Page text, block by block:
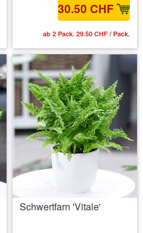
30.50 CHF
ab 2 Pack. 29.50 CHF / Pack.
Schwertfarn 'Vitale'